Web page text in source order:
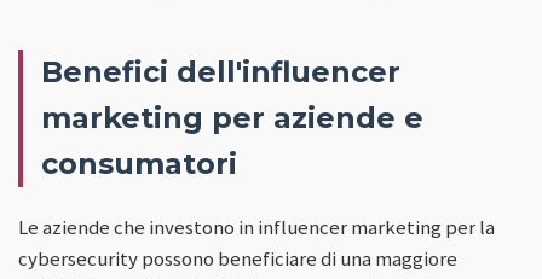
Benefici dell'influencer
marketing per aziende e
consumatori
Le aziende che investono in influencer marketing per la
cybersecurity possono beneficiare di una maggiore